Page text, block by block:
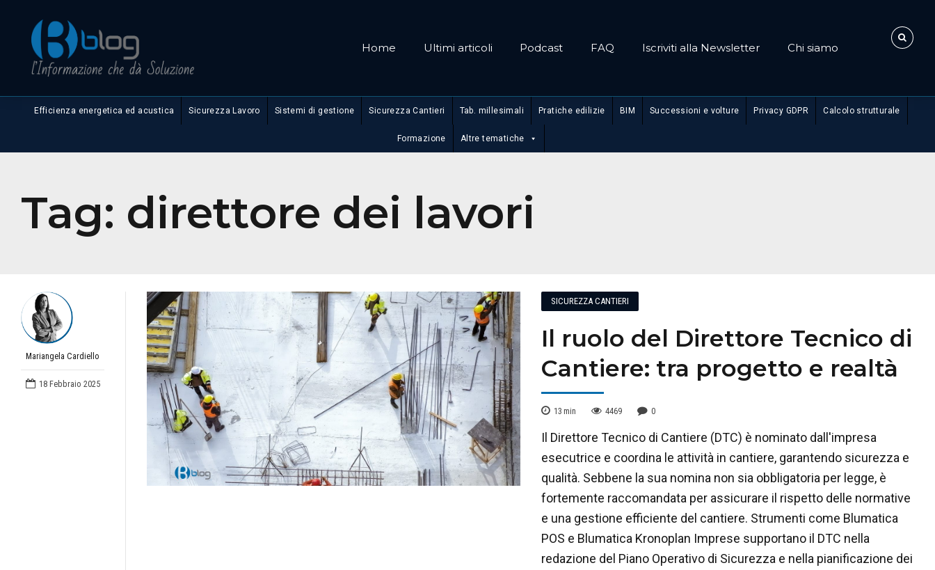
Home Ultimi articoli Podcast FAQ Iscriviti alla Newsletter Chi siamo
Efficienza energetica ed acustica Sicurezza Lavoro Sistemi di gestione Sicurezza Cantieri Tab. millesimali Pratiche edilizie BIM Successioni e volture Privacy GDPR Calcolo strutturale
Formazione Altre tematiche
Tag: direttore dei lavori
Mariangela Cardiello
18 Febbraio 2025
SICUREZZA CANTIERI
Il ruolo del Direttore Tecnico di
Cantiere: tra progetto e realtà
13 min 4469 0
Il Direttore Tecnico di Cantiere (DTC) è nominato dall'impresa
esecutrice e coordina le attività in cantiere, garantendo sicurezza e
qualità. Sebbene la sua nomina non sia obbligatoria per legge, è
fortemente raccomandata per assicurare il rispetto delle normative
e una gestione efficiente del cantiere. Strumenti come Blumatica
POS e Blumatica Kronoplan Imprese supportano il DTC nella
redazione del Piano Operativo di Sicurezza e nella pianificazione dei